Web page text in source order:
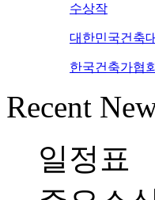
수상작
대한민국건축
한국건축가협
Recent
일정표